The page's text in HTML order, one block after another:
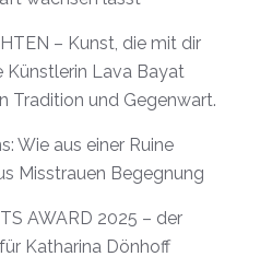
– Kunst, die mit dir
Künstlerin Lava Bayat
Tradition und Gegenwart.
Wie aus einer Ruine
Misstrauen Begegnung
AWARD 2025 – der
Katharina Dönhoff